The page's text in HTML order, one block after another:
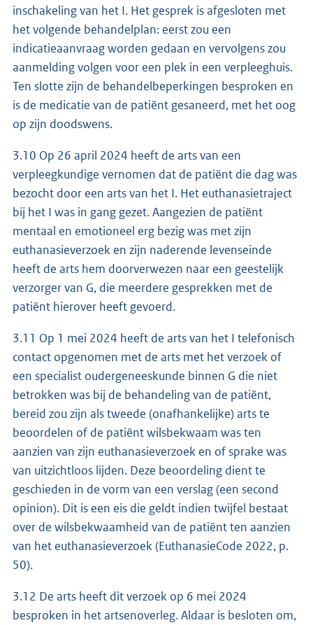
inschakeling van het I. Het gesprek is afgesloten met
het volgende behandelplan: eerst zou een
indicatieaanvraag worden gedaan en vervolgens zou
aanmelding volgen voor een plek in een verpleeghuis.
Ten slotte zijn de behandelbeperkingen besproken en
is de medicatie van de patiënt gesaneerd, met het oog
op zijn doodswens.
3.10 Op 26 april 2024 heeft de arts van een
verpleegkundige vernomen dat de patiënt die dag was
bezocht door een arts van het I. Het euthanasietraject
bij het I was in gang gezet. Aangezien de patiënt
mentaal en emotioneel erg bezig was met zijn
euthanasieverzoek en zijn naderende levenseinde
heeft de arts hem doorverwezen naar een geestelijk
verzorger van G, die meerdere gesprekken met de
patiënt hierover heeft gevoerd.
3.11 Op 1 mei 2024 heeft de arts van het I telefonisch
contact opgenomen met de arts met het verzoek of
een specialist oudergeneeskunde binnen G die niet
betrokken was bij de behandeling van de patiënt,
bereid zou zijn als tweede (onafhankelijke) arts te
beoordelen of de patiënt wilsbekwaam was ten
aanzien van zijn euthanasieverzoek en of sprake was
van uitzichtloos lijden. Deze beoordeling dient te
geschieden in de vorm van een verslag (een second
opinion). Dit is een eis die geldt indien twijfel bestaat
over de wilsbekwaamheid van de patiënt ten aanzien
van het euthanasieverzoek (EuthanasieCode 2022, p.
50).
3.12 De arts heeft dit verzoek op 6 mei 2024
besproken in het artsenoverleg. Aldaar is besloten om,